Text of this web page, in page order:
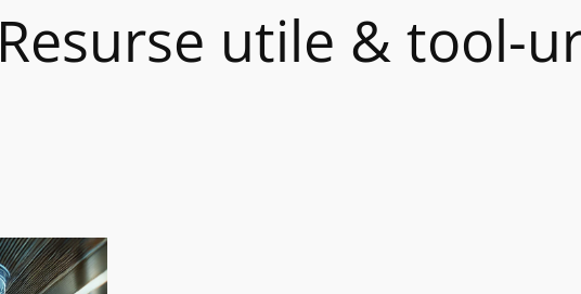
Resurse utile & tool-